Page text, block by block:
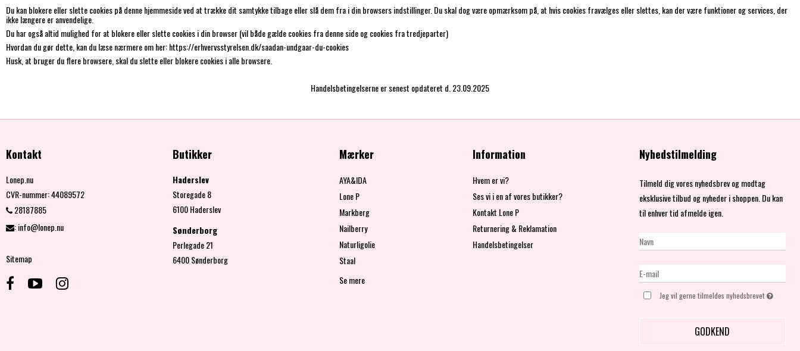
Du kan blokere eller slette cookies på denne hjemmeside ved at trække dit samtykke tilbage eller slå dem fra i din browsers indstillinger. Du skal dog være opmærksom på, at hvis cookies fravælges eller slettes, kan der være funktioner og services, der
ikke længere er anvendelige.
Du har også altid mulighed for at blokere eller slette cookies i din browser (vil både gælde cookies fra denne side og cookies fra tredjeparter)
Hvordan du gør dette, kan du læse nærmere om her:https://erhvervsstyrelsen.dk/saadan-undgaar-du-cookies
Husk, at bruger du flere browsere, skal du slette eller blokere cookies i alle browsere.
Handelsbetingelserne er senest opdateret d. 23.09.2025
Kontakt
Lonep.nu
CVR-nummer:44089572
28187885
:info@lonep.nu
Sitemap
Butikker
Haderslev
Storegade 8
6100 Haderslev
Sønderborg
Perlegade 21
6400 Sønderborg
Mærker
AYA&IDA
Lone P
Markberg
Nailberry
Naturligolie
Staal
Se mere
Information
Hvem er vi?
Ses vi i en af vores butikker?
Kontakt Lone P
Returnering & Reklamation
Handelsbetingelser
Nyhedstilmelding
Tilmeld dig vores nyhedsbrev og modtag
eksklusive tilbud og nyheder i shoppen. Du kan
til enhver tid afmelde igen.
Jeg vil gerne tilmeldes nyhedsbrevet
GODKEND